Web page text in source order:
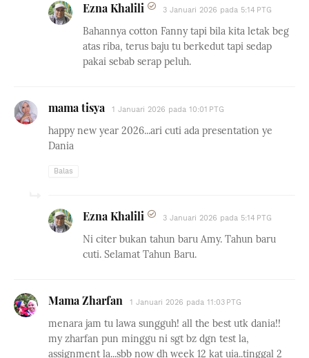
Ezna Khalili 3 Januari 2026 pada 5:14 PTG
Bahannya cotton Fanny tapi bila kita letak beg
atas riba, terus baju tu berkedut tapi sedap
pakai sebab serap peluh.
mama tisya 1 Januari 2026 pada 10:01 PTG
happy new year 2026...ari cuti ada presentation ye
Dania
Balas
Ezna Khalili 3 Januari 2026 pada 5:14 PTG
Ni citer bukan tahun baru Amy. Tahun baru
cuti. Selamat Tahun Baru.
Mama Zharfan 1 Januari 2026 pada 11:03 PTG
menara jam tu lawa sungguh! all the best utk dania!!
my zharfan pun minggu ni sgt bz dgn test la,
assignment la...sbb now dh week 12 kat uia..tinggal 2